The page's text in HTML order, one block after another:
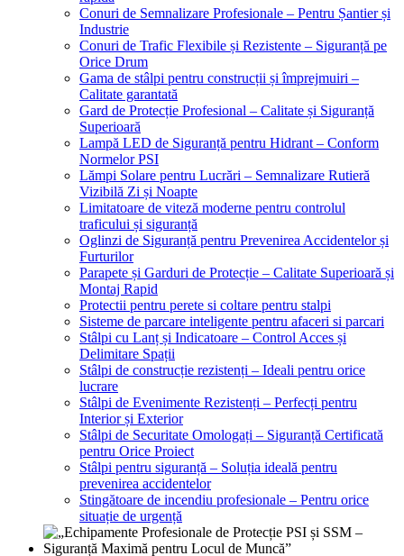
Conuri de Semnalizare Profesionale – Pentru Șantier și
Industrie
Conuri de Trafic Flexibile și Rezistente – Siguranță pe
Orice Drum
Gama de stâlpi pentru construcții și împrejmuiri –
Calitate garantată
Gard de Protecție Profesional – Calitate și Siguranță
Superioară
Lampă LED de Siguranță pentru Hidrant – Conform
Normelor PSI
Lămpi Solare pentru Lucrări – Semnalizare Rutieră
Vizibilă Zi și Noapte
Limitatoare de viteză moderne pentru controlul
traficului și siguranță
Oglinzi de Siguranță pentru Prevenirea Accidentelor și
Furturilor
Parapete și Garduri de Protecție – Calitate Superioară și
Montaj Rapid
Protectii pentru perete si coltare pentru stalpi
Sisteme de parcare inteligente pentru afaceri si parcari
Stâlpi cu Lanț și Indicatoare – Control Acces și
Delimitare Spații
Stâlpi de construcție rezistenți – Ideali pentru orice
lucrare
Stâlpi de Evenimente Rezistenți – Perfecți pentru
Interior și Exterior
Stâlpi de Securitate Omologați – Siguranță Certificată
pentru Orice Proiect
Stâlpi pentru siguranță – Soluția ideală pentru
prevenirea accidentelor
Stingătoare de incendiu profesionale – Pentru orice
situație de urgență